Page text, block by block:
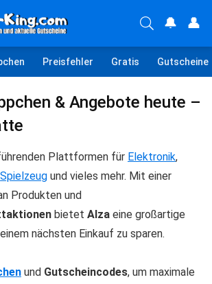
🔔 👤
Preisfehler Gratis Gutscheine
& Angebote heute –
Plattformen für Elektronik,
Spielzeug und vieles mehr. Mit einer
Produkten und
bietet Alza eine großartige
nächsten Einkauf zu sparen.
und Gutscheincodes, um maximale